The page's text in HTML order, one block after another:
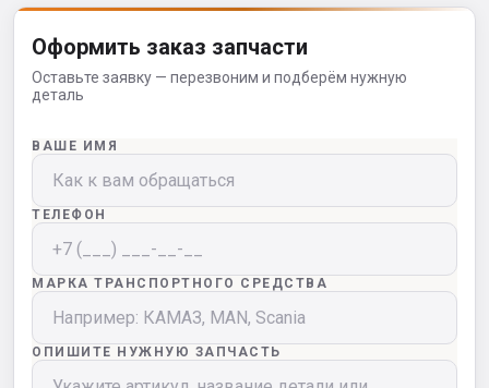
Оформить заказ запчасти
Оставьте заявку — перезвоним и подберём нужную
деталь
ВАШЕ ИМЯ
ТЕЛЕФОН
МАРКА ТРАНСПОРТНОГО СРЕДСТВА
ОПИШИТЕ НУЖНУЮ ЗАПЧАСТЬ